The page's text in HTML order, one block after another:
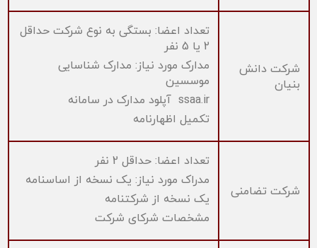
تعداد اعضا: بستگی به نوع شرکت حداقل
2 یا 5 نفر
مدارک مورد نیاز: مدارک شناسایی
موسسین
آپلود مدارک در سامانه ssaa.ir
تکمیل اظهارنامه
شرکت دانش
بنیان
تعداد اعضا: حداقل 2 نفر
مدراک مورد نیاز: یک نسخه از اساسنامه
یک نسخه از شرکتنامه
مشخصات شرکای شرکت
شرکت تضامنی